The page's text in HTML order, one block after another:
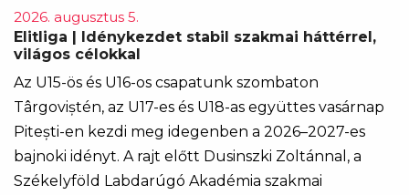
2026. augusztus 5.
Elitliga | Idénykezdet stabil szakmai háttérrel,
világos célokkal
Az U15-ös és U16-os csapatunk szombaton
Târgoviștén, az U17-es és U18-as együttes vasárnap
Pitești-en kezdi meg idegenben a 2026–2027-es
bajnoki idényt. A rajt előtt Dusinszki Zoltánnal, a
Székelyföld Labdarúgó Akadémia szakmai